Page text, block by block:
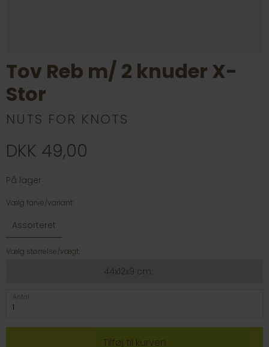
Tov Reb m/ 2 knuder X-
Stor
NUTS FOR KNOTS
DKK 49,00
På lager
Vælg farve/variant:
Assorteret
Vælg størrelse/vægt:
44x12x9 cm.
Antal